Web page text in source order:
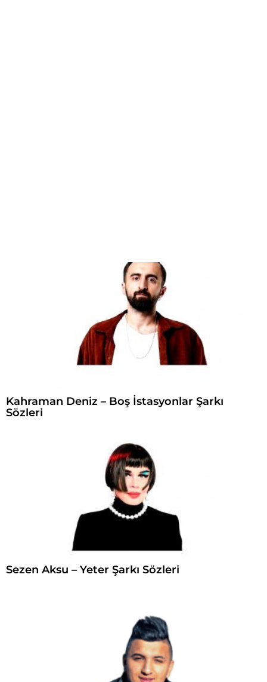
Kahraman Deniz – Boş İstasyonlar Şarkı
Sözleri
Sezen Aksu – Yeter Şarkı Sözleri